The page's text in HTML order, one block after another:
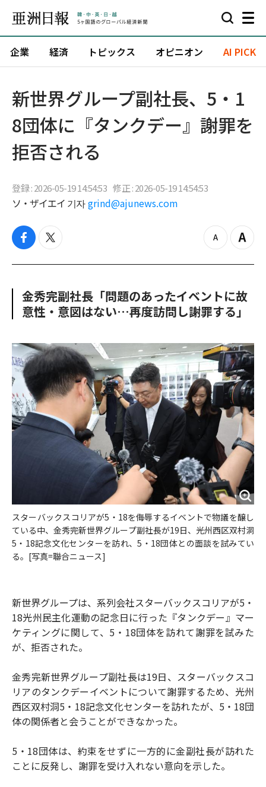
企業 経済 トピックス オピニオン AI PICK
新世界グループ副社長、5・1
8団体に『タンクデー』謝罪を
拒否される
登録 : 2026-05-19 14:54:53 修正 : 2026-05-19 14:54:53
ソ・ザイエイ 기자 grind@ajunews.com
f
c
o
o
k
t
i
e
r
z
o
u
t
Z
o
n
金秀完副社長「問題のあったイベントに故
意性・意図はない…再度訪問し謝罪する」
スターバックスコリアが5・18を侮辱するイベントで物議を醸し
ている中、金秀完新世界グループ副社長が19日、光州西区双村洞
5・18記念文化センターを訪れ、5・18団体との面談を試みてい
る。[写真=聯合ニュース]
新世界グループは、系列会社スターバックスコリアが5・
18光州民主化運動の記念日に行った『タンクデー』マー
ケティングに関して、5・18団体を訪れて謝罪を試みた
が、拒否された。
金秀完新世界グループ副社長は19日、スターバックスコ
リアのタンクデーイベントについて謝罪するため、光州
西区双村洞5・18記念文化センターを訪れたが、5・18団
体の関係者と会うことができなかった。
5・18団体は、約束をせずに一方的に金副社長が訪れた
ことに反発し、謝罪を受け入れない意向を示した。